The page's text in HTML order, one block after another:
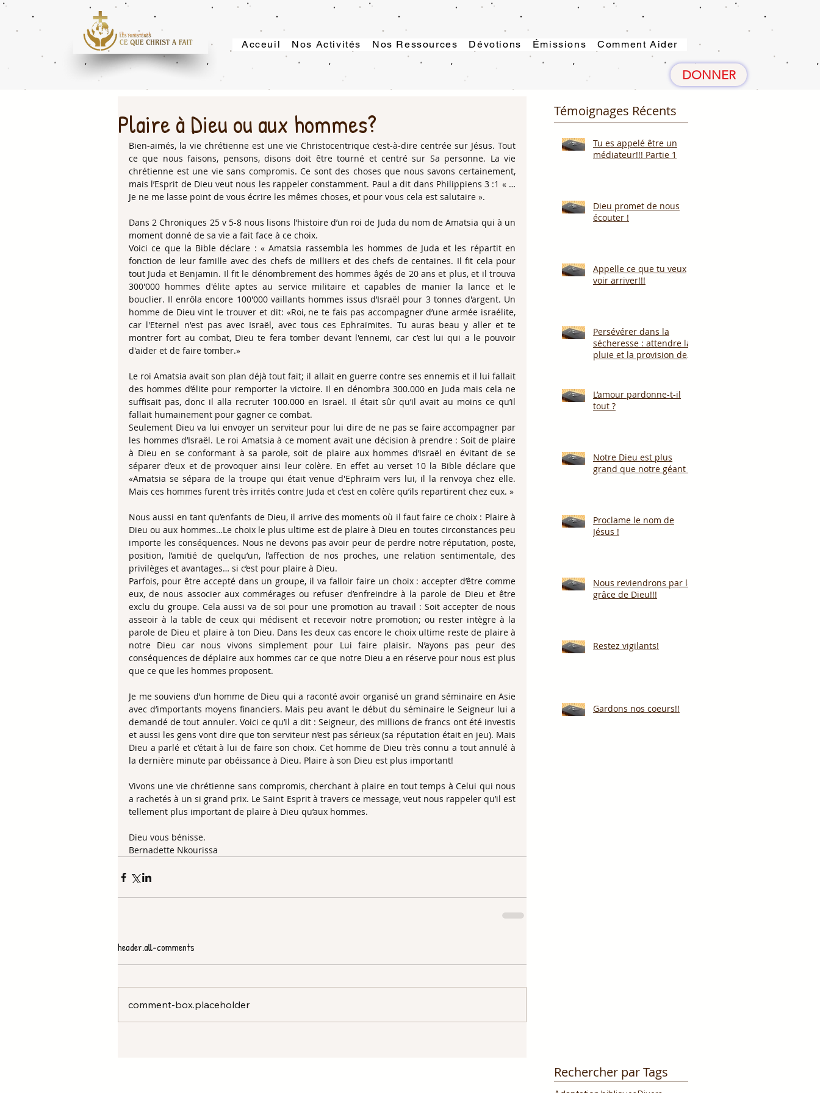
Acceuil Nos Activités Nos Ressources Dévotions Émissions Comment Aider
DONNER
Plaire à Dieu ou aux hommes?
Bien-aimés, la vie chrétienne est une vie Christocentrique c’est-à-dire centrée sur Jésus. Tout
ce que nous faisons, pensons, disons doit être tourné et centré sur Sa personne. La vie
chrétienne est une vie sans compromis. Ce sont des choses que nous savons certainement,
mais l’Esprit de Dieu veut nous les rappeler constamment. Paul a dit dans Philippiens 3 :1 « …
Je ne me lasse point de vous écrire les mêmes choses, et pour vous cela est salutaire ».
Dans 2 Chroniques 25 v 5-8 nous lisons l’histoire d’un roi de Juda du nom de Amatsia qui à un
moment donné de sa vie a fait face à ce choix.
Voici ce que la Bible déclare : « Amatsia rassembla les hommes de Juda et les répartit en
fonction de leur famille avec des chefs de milliers et des chefs de centaines. Il fit cela pour
tout Juda et Benjamin. Il fit le dénombrement des hommes âgés de 20 ans et plus, et il trouva
300'000 hommes d'élite aptes au service militaire et capables de manier la lance et le
bouclier. Il enrôla encore 100'000 vaillants hommes issus d’Israël pour 3 tonnes d'argent. Un
homme de Dieu vint le trouver et dit: «Roi, ne te fais pas accompagner d’une armée israélite,
car l'Eternel n'est pas avec Israël, avec tous ces Ephraïmites. Tu auras beau y aller et te
montrer fort au combat, Dieu te fera tomber devant l'ennemi, car c’est lui qui a le pouvoir
d'aider et de faire tomber.»
Le roi Amatsia avait son plan déjà tout fait; il allait en guerre contre ses ennemis et il lui fallait
des hommes d’élite pour remporter la victoire. Il en dénombra 300.000 en Juda mais cela ne
suffisait pas, donc il alla recruter 100.000 en Israël. Il était sûr qu’il avait au moins ce qu’il
fallait humainement pour gagner ce combat.
Seulement Dieu va lui envoyer un serviteur pour lui dire de ne pas se faire accompagner par
les hommes d’Israël. Le roi Amatsia à ce moment avait une décision à prendre : Soit de plaire
à Dieu en se conformant à sa parole, soit de plaire aux hommes d’Israël en évitant de se
séparer d’eux et de provoquer ainsi leur colère. En effet au verset 10 la Bible déclare que
«Amatsia se sépara de la troupe qui était venue d'Ephraïm vers lui, il la renvoya chez elle.
Mais ces hommes furent très irrités contre Juda et c’est en colère qu’ils repartirent chez eux. »
Nous aussi en tant qu’enfants de Dieu, il arrive des moments où il faut faire ce choix : Plaire à
Dieu ou aux hommes…Le choix le plus ultime est de plaire à Dieu en toutes circonstances peu
importe les conséquences. Nous ne devons pas avoir peur de perdre notre réputation, poste,
position, l’amitié de quelqu’un, l’affection de nos proches, une relation sentimentale, des
privilèges et avantages… si c’est pour plaire à Dieu.
Parfois, pour être accepté dans un groupe, il va falloir faire un choix : accepter d’être comme
eux, de nous associer aux commérages ou refuser d’enfreindre à la parole de Dieu et être
exclu du groupe. Cela aussi va de soi pour une promotion au travail : Soit accepter de nous
asseoir à la table de ceux qui médisent et recevoir notre promotion; ou rester intègre à la
parole de Dieu et plaire à ton Dieu. Dans les deux cas encore le choix ultime reste de plaire à
notre Dieu car nous vivons simplement pour Lui faire plaisir. N’ayons pas peur des
conséquences de déplaire aux hommes car ce que notre Dieu a en réserve pour nous est plus
que ce que les hommes proposent.
Je me souviens d’un homme de Dieu qui a raconté avoir organisé un grand séminaire en Asie
avec d’importants moyens financiers. Mais peu avant le début du séminaire le Seigneur lui a
demandé de tout annuler. Voici ce qu’il a dit : Seigneur, des millions de francs ont été investis
et aussi les gens vont dire que ton serviteur n’est pas sérieux (sa réputation était en jeu). Mais
Dieu a parlé et c’était à lui de faire son choix. Cet homme de Dieu très connu a tout annulé à
la dernière minute par obéissance à Dieu. Plaire à son Dieu est plus important!
Vivons une vie chrétienne sans compromis, cherchant à plaire en tout temps à Celui qui nous
a rachetés à un si grand prix. Le Saint Esprit à travers ce message, veut nous rappeler qu’il est
tellement plus important de plaire à Dieu qu’aux hommes.
Dieu vous bénisse.
Bernadette Nkourissa
header.all-comments
comment-box.placeholder
Témoignages Récents
Tu es appelé être un
médiateur!!! Partie 1
Dieu promet de nous
écouter !
Appelle ce que tu veux
voir arriver!!!
Persévérer dans la
sécheresse : attendre la
pluie et la provision de
L’amour pardonne-t-il
tout ?
Notre Dieu est plus
grand que notre géant !
Proclame le nom de
Jésus !
Nous reviendrons par la
grâce de Dieu!!!
Restez vigilants!
Gardons nos coeurs!!
Rechercher par Tags